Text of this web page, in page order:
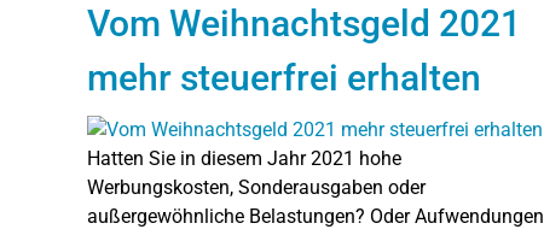
Vom Weihnachtsgeld 2021
mehr steuerfrei erhalten
Hatten Sie in diesem Jahr 2021 hohe
Werbungskosten, Sonderausgaben oder
außergewöhnliche Belastungen? Oder Aufwendungen